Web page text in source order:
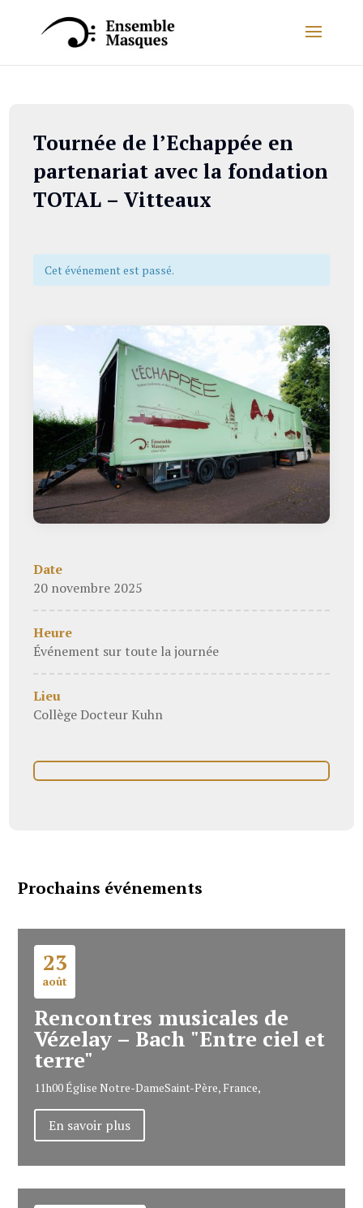
Tournée de l’Echappée en
partenariat avec la fondation
TOTAL – Vitteaux
Cet événement est passé.
Date
20 novembre 2025
Heure
Événement sur toute la journée
Lieu
Collège Docteur Kuhn
Prochains événements
23
août
Rencontres musicales de
Vézelay – Bach "Entre ciel et
terre"
11h00Église Notre-DameSaint-Père, France,
En savoir plus